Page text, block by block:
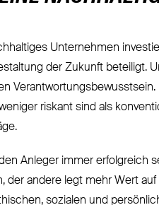
Unternehmen
der Zukunft beteiligt.
riskant sind als
Anleger immer erfolgreich
der andere legt mehr Wert
sozialen und